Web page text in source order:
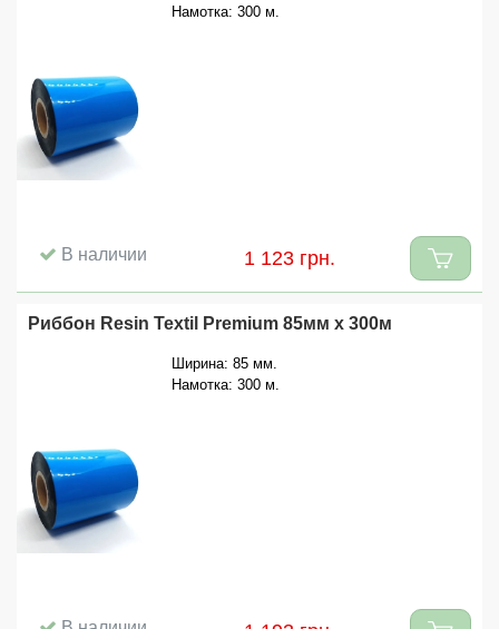
Намотка: 300 м.
В наличии 1 123 грн.
Риббон Resin Textil Premium 85мм x 300м
Ширина: 85 мм.
Намотка: 300 м.